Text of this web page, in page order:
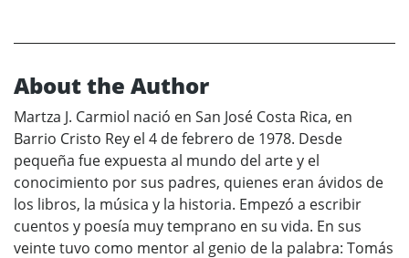
About the Author
Martza J. Carmiol nació en San José Costa Rica, en
Barrio Cristo Rey el 4 de febrero de 1978. Desde
pequeña fue expuesta al mundo del arte y el
conocimiento por sus padres, quienes eran ávidos de
los libros, la música y la historia. Empezó a escribir
cuentos y poesía muy temprano en su vida. En sus
veinte tuvo como mentor al genio de la palabra: Tomás